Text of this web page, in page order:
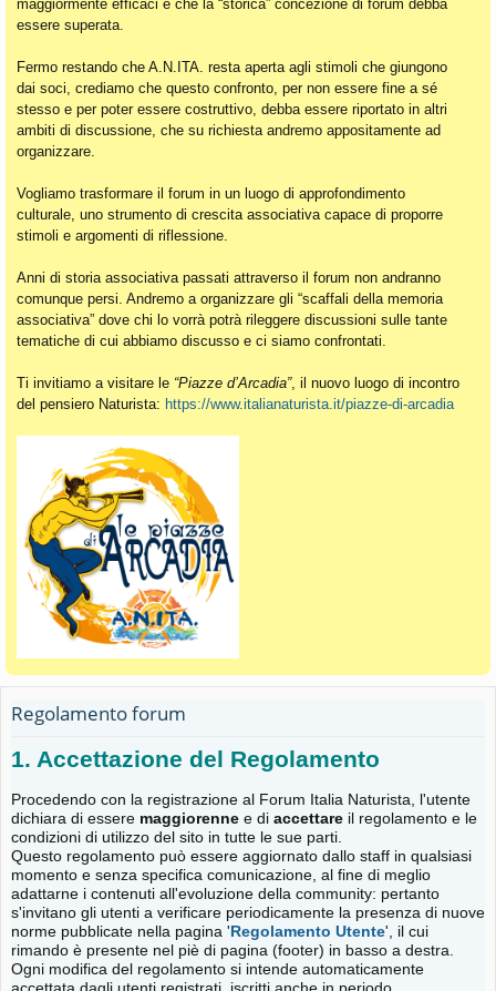
maggiormente efficaci e che la “storica” concezione di forum debba
essere superata.
Fermo restando che A.N.ITA. resta aperta agli stimoli che giungono
dai soci, crediamo che questo confronto, per non essere fine a sé
stesso e per poter essere costruttivo, debba essere riportato in altri
ambiti di discussione, che su richiesta andremo appositamente ad
organizzare.
Vogliamo trasformare il forum in un luogo di approfondimento
culturale, uno strumento di crescita associativa capace di proporre
stimoli e argomenti di riflessione.
Anni di storia associativa passati attraverso il forum non andranno
comunque persi. Andremo a organizzare gli “scaffali della memoria
associativa” dove chi lo vorrà potrà rileggere discussioni sulle tante
tematiche di cui abbiamo discusso e ci siamo confrontati.
Ti invitiamo a visitare le “Piazze d’Arcadia”, il nuovo luogo di incontro
del pensiero Naturista: https://www.italianaturista.it/piazze-di-arcadia
Regolamento forum
1. Accettazione del Regolamento
Procedendo con la registrazione al Forum Italia Naturista, l'utente
dichiara di essere maggiorenne e di accettare il regolamento e le
condizioni di utilizzo del sito in tutte le sue parti.
Questo regolamento può essere aggiornato dallo staff in qualsiasi
momento e senza specifica comunicazione, al fine di meglio
adattarne i contenuti all'evoluzione della community: pertanto
s'invitano gli utenti a verificare periodicamente la presenza di nuove
norme pubblicate nella pagina ' Regolamento Utente', il cui
rimando è presente nel piè di pagina (footer) in basso a destra.
Ogni modifica del regolamento si intende automaticamente